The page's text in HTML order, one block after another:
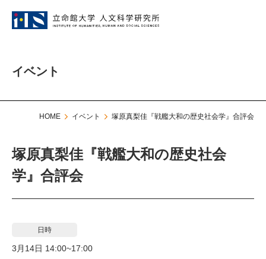
イベント
HOME イベント 塚原真梨佳『戦艦大和の歴史社会学』合評会
塚原真梨佳『戦艦大和の歴史社会
学』合評会
日時
3月14日 14:00~17:00